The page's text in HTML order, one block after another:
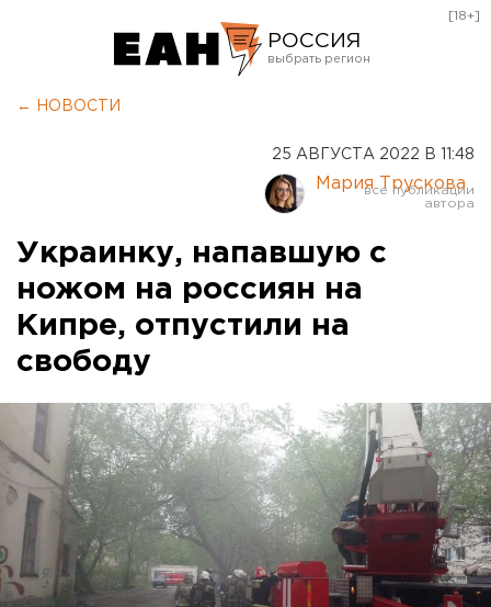
РОССИЯ
Курган
Оренбург
[18+]
← НОВОСТИ
25 АВГУСТА 2022 В 11:48
Мария Трускова
Украинку, напавшую с
ножом на россиян на
Кипре, отпустили на
свободу